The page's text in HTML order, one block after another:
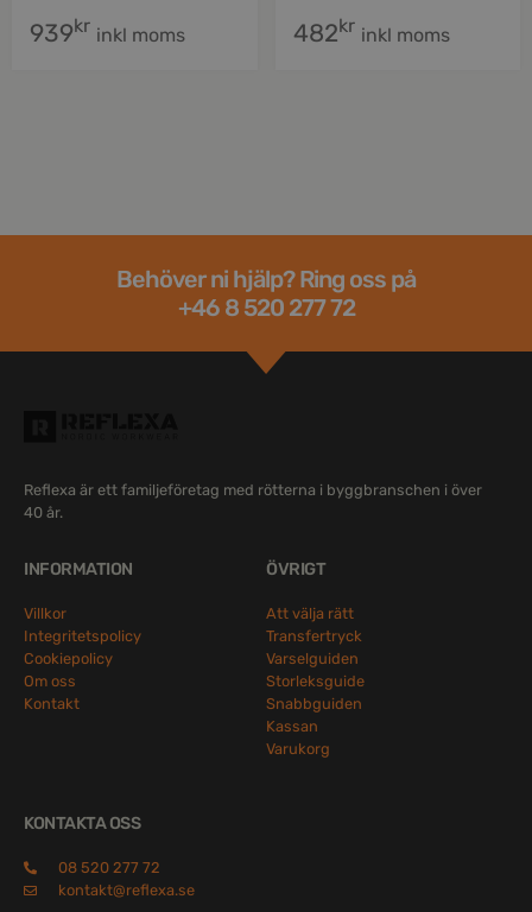
939kr inkl moms 482kr inkl moms
Behöver ni hjälp? Ring oss på
+46 8 520 277 72
Reflexa är ett familjeföretag med rötterna i byggbranschen i över
40 år.
INFORMATION
Villkor
Integritetspolicy
Cookiepolicy
Om oss
Kontakt
ÖVRIGT
Att välja rätt
Transfertryck
Varselguiden
Storleksguide
Snabbguiden
Kassan
Varukorg
KONTAKTA OSS
08 520 277 72
kontakt@reflexa.se